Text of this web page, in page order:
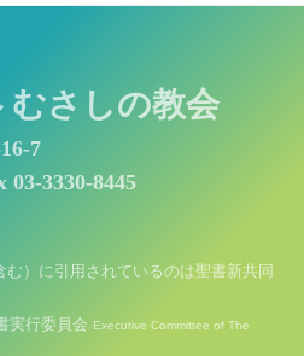
むさしの教会
7
03-3330-8445
）に引用されているのは聖書新共同
実行委員会 Executive Committee of The